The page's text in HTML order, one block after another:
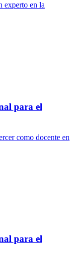
experto en la
para el
como docente en
para el